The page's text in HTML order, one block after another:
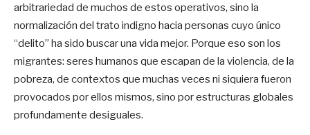
arbitrariedad de muchos de estos operativos, sino la
normalización del trato indigno hacia personas cuyo único
“delito” ha sido buscar una vida mejor. Porque eso son los
migrantes: seres humanos que escapan de la violencia, de la
pobreza, de contextos que muchas veces ni siquiera fueron
provocados por ellos mismos, sino por estructuras globales
profundamente desiguales.